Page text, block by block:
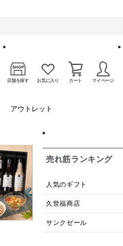
店舗を探す お気に入り カート マイページ
アウトレット
売れ筋ランキング
人気のギフト
久世福商店
サンクゼール